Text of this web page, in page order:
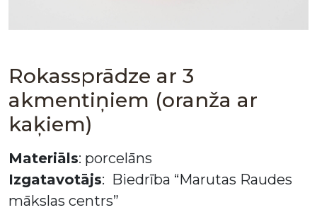
Rokassprādze ar 3
akmentiņiem (oranža ar
kaķiem)
Materiāls: porcelāns
Izgatavotājs: Biedrība “Marutas Raudes
mākslas centrs”